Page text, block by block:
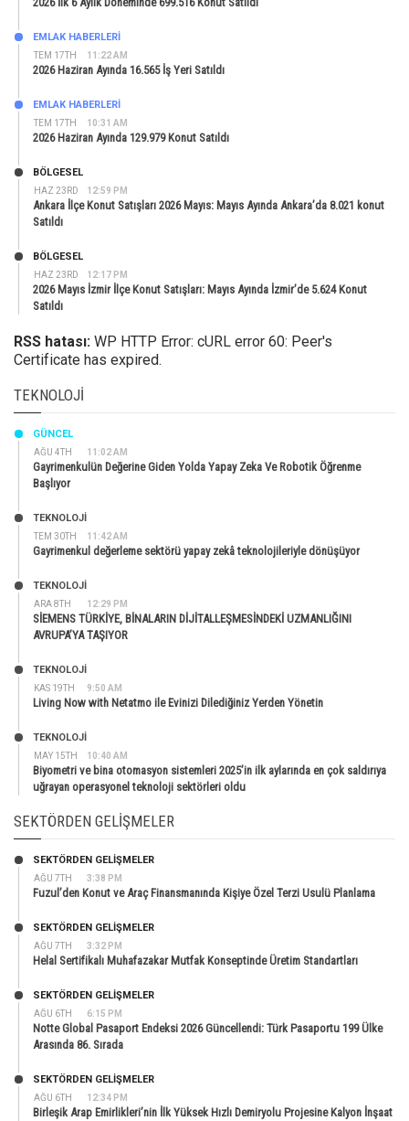
TEM 17TH 11:22 AM
EMLAK HABERLERI
2026 Haziran Ayında 16.565 İş Yeri Satıldı
TEM 17TH 10:31 AM
EMLAK HABERLERI
2026 Haziran Ayında 129.979 Konut Satıldı
HAZ 23RD 12:59 PM
BÖLGESEL
Ankara İlçe Konut Satışları 2026 Mayıs: Mayıs Ayında Ankara’da 8.021 konut
Satıldı
HAZ 23RD 12:17 PM
BÖLGESEL
2026 Mayıs İzmir İlçe Konut Satışları: Mayıs Ayında İzmir’de 5.624 Konut
Satıldı
RSS hatası: WP HTTP Error: cURL error 60: Peer's
Certificate has expired.
TEKNOLOJI
AĞU 4TH 11:02 AM
GÜNCEL
Gayrimenkulün Değerine Giden Yolda Yapay Zeka Ve Robotik Öğrenme
Başlıyor
TEM 30TH 11:42 AM
TEKNOLOJİ
Gayrimenkul değerleme sektörü yapay zekâ teknolojileriyle dönüşüyor
ARA 8TH 12:29 PM
TEKNOLOJİ
SİEMENS TÜRKİYE, BİNALARIN DİJİTALLEŞMESİNDEKİ UZMANLIĞINI
AVRUPA’YA TAŞIYOR
KAS 19TH 9:50 AM
TEKNOLOJİ
Living Now with Netatmo ile Evinizi Dilediğiniz Yerden Yönetin
MAY 15TH 10:40 AM
TEKNOLOJİ
Biyometri ve bina otomasyon sistemleri 2025’in ilk aylarında en çok saldırıya
uğrayan operasyonel teknoloji sektörleri oldu
SEKTÖRDEN GELIŞMELER
AĞU 7TH 3:38 PM
SEKTÖRDEN GELIŞMELER
Fuzul’den Konut ve Araç Finansmanında Kişiye Özel Terzi Usulü Planlama
AĞU 7TH 3:32 PM
SEKTÖRDEN GELIŞMELER
Helal Sertifikalı Muhafazakar Mutfak Konseptinde Üretim Standartları
AĞU 6TH 6:15 PM
SEKTÖRDEN GELIŞMELER
Notte Global Pasaport Endeksi 2026 Güncellendi: Türk Pasaportu 199 Ülke
Arasında 86. Sırada
AĞU 6TH 12:34 PM
SEKTÖRDEN GELIŞMELER
Birleşik Arap Emirlikleri’nin İlk Yüksek Hızlı Demiryolu Projesine Kalyon İnşaat